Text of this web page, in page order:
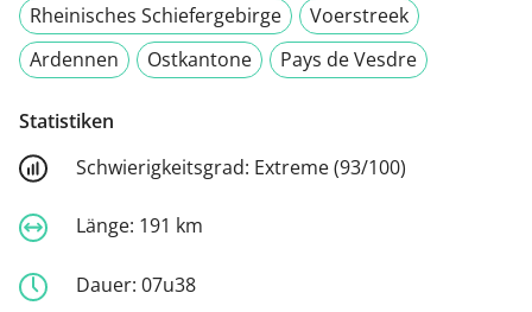
Rheinisches Schiefergebirge
Voerstreek
Ardennen
Ostkantone Pays de Vesdre
Statistiken
Schwierigkeitsgrad: Extreme (93/100)
Länge: 191 km
Dauer: 07u38